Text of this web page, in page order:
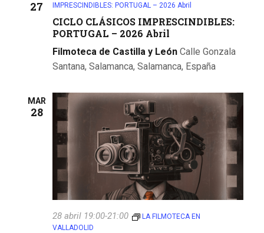
g
a
c
i
ó
n
d
e
b
c
ó
n
d
e
v
s
c
f
e
27
IMPRESCINDIBLES: PORTUGAL – 2026 Abril
CICLO CLÁSICOS IMPRESCINDIBLES:
PORTUGAL – 2026 Abril
Filmoteca de Castilla y León Calle Gonzala
Santana, Salamanca, Salamanca, España
MAR
28
28 abril 19:00-21:00
LA FILMOTECA EN
VALLADOLID